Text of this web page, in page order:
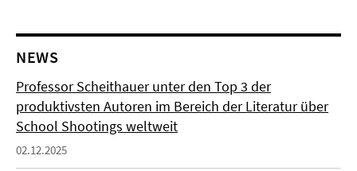
NEWS
Professor Scheithauer unter den Top 3 der
produktivsten Autoren im Bereich der Literatur über
School Shootings weltweit
02.12.2025